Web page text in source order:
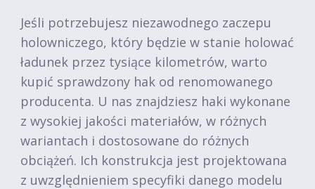
Jeśli potrzebujesz niezawodnego zaczepu
holowniczego, który będzie w stanie holować
ładunek przez tysiące kilometrów, warto
kupić sprawdzony hak od renomowanego
producenta. U nas znajdziesz haki wykonane
z wysokiej jakości materiałów, w różnych
wariantach i dostosowane do różnych
obciążeń. Ich konstrukcja jest projektowana
z uwzględnieniem specyfiki danego modelu